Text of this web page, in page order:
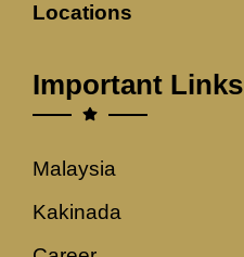
Locations
Important Links
Malaysia
Kakinada